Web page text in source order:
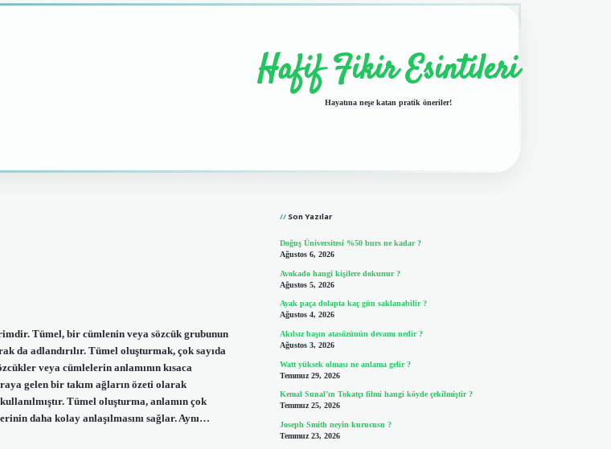
Hafif Fikir Esintileri
Hayatına neşe katan pratik öneriler!
Tümel, bir cümlenin veya sözcük grubunun
da adlandırılır. Tümel oluşturmak, çok sayıda
veya cümlelerin anlamının kısaca
gelen bir takım ağların özeti olarak
Tümel oluşturma, anlamın çok
daha kolay anlaşılmasını sağlar. Aynı…
Son Yazılar
Doğuş Üniversitesi %50 burs ne kadar ?
Ağustos 6, 2026
Avokado hangi kişilere dokunur ?
Ağustos 5, 2026
Ayak paça dolapta kaç gün saklanabilir ?
Ağustos 4, 2026
Akılsız başın atasözünün devamı nedir ?
Ağustos 3, 2026
Watt yüksek olması ne anlama gelir ?
Temmuz 29, 2026
Kemal Sunal’ın Tokatçı filmi hangi köyde çekilmiştir ?
Temmuz 25, 2026
Joseph Smith neyin kurucusu ?
Temmuz 23, 2026